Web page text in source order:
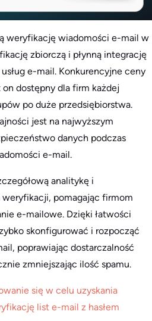
weryfikację wiadomości e-mail w
zbiorczą i płynną integrację
e-mail. Konkurencyjne ceny
on dostępny dla firm każdej
po duże przedsiębiorstwa.
jest na najwyższym
danych podczas
e-mail.
analitykę i
pomagając firmom
e-mailowe. Dzięki łatwości
skonfigurować i rozpocząć
poprawiając dostarczalność
zmniejszając ilość spamu.